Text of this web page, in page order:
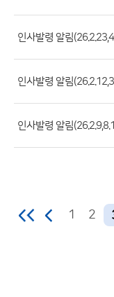
회
수)
인사발령 알림
인사발령 알림
인사발령 알림
1 2